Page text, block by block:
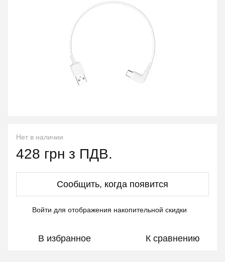
Нет в наличии
428 грн з ПДВ.
Сообщить, когда появится
Войти для отображения накопительной скидки
В избранное К сравнению